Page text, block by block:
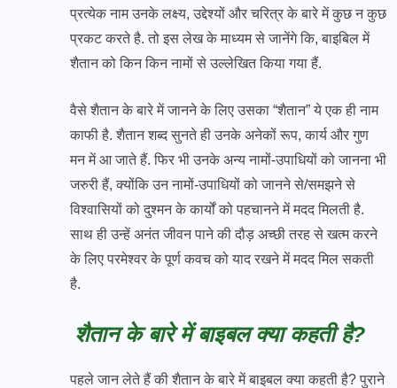
प्रत्येक नाम उनके लक्ष्य, उद्देश्यों और चरित्र के बारे में कुछ न कुछ
प्रकट करते है. तो इस लेख के माध्यम से जानेंगे कि, बाइबिल में
शैतान को किन किन नामों से उल्लेखित किया गया हैं.
वैसे शैतान के बारे में जानने के लिए उसका “शैतान” ये एक ही नाम
काफी है. शैतान शब्द सुनते ही उनके अनेकों रूप, कार्य और गुण
मन में आ जाते हैं. फिर भी उनके अन्य नामों-उपाधियों को जानना भी
जरुरी हैं, क्योंकि उन नामों-उपाधियों को जानने से/समझने से
विश्वासियों को दुश्मन के कार्यों को पहचानने में मदद मिलती है.
साथ ही उन्हें अनंत जीवन पाने की दौड़ अच्छी तरह से खत्म करने
के लिए परमेश्वर के पूर्ण कवच को याद रखने में मदद मिल सकती
है.
शैतान के बारे में बाइबल क्या कहती है?
पहले जान लेते हैं की शैतान के बारे में बाइबल क्या कहती है? पुराने